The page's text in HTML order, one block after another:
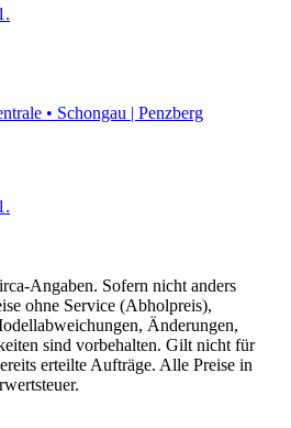
Angaben. Sofern nicht anders
ohne Service (Abholpreis),
Änderungen,
sind vorbehalten. Gilt nicht für
erteilte Aufträge. Alle Preise in